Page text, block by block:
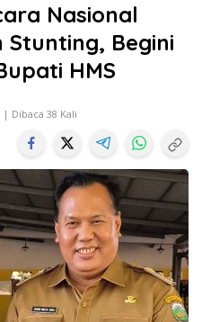
Nasional
Begini
HMS
| Dibaca 38 Kali